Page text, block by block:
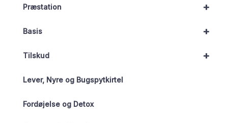
+
Præstation
+
Basis
+
Tilskud
Lever, Nyre og Bugspytkirtel
Fordøjelse og Detox